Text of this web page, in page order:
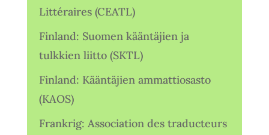
Littéraires (CEATL)
Finland: Suomen kääntäjien ja
tulkkien liitto (SKTL)
Finland: Kääntäjien ammattiosasto
(KAOS)
Frankrig: Association des traducteurs